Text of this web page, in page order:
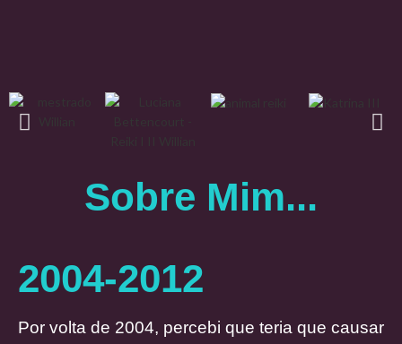
Sobre Mim...
2004-2012
Por volta de 2004, percebi que teria que causar